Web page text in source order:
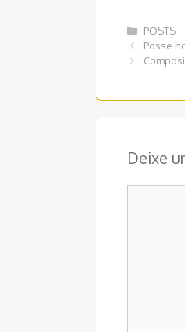
POSTS
Navegação
de
Posse
Deixe